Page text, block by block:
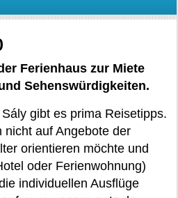
Ferienhaus zur Miete
Sehenswürdigkeiten.
gibt es prima Reisetipps.
nicht auf Angebote der
orientieren möchte und
oder Ferienwohnung)
individuellen Ausflüge